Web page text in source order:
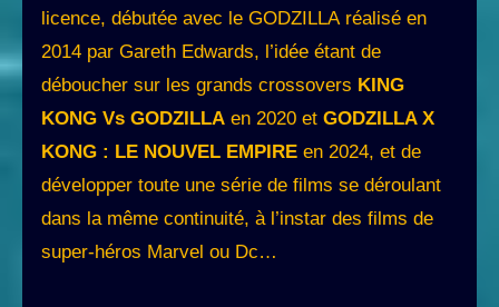
licence, débutée avec le GODZILLA réalisé en
2014 par Gareth Edwards, l’idée étant de
déboucher sur les grands crossovers KING
KONG Vs GODZILLA en 2020 et GODZILLA X
KONG : LE NOUVEL EMPIRE en 2024, et de
développer toute une série de films se déroulant
dans la même continuité, à l’instar des films de
super-héros Marvel ou Dc…